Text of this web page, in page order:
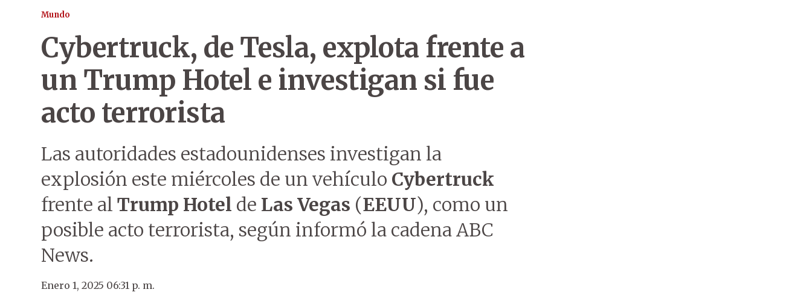
Mundo
Cybertruck, de Tesla, explota frente a
un Trump Hotel e investigan si fue
acto terrorista
Las autoridades estadounidenses investigan la
explosión este miércoles de un vehículo Cybertruck
frente al Trump Hotel de Las Vegas (EEUU), como un
posible acto terrorista, según informó la cadena ABC
News.
Enero 1, 2025 06:31 p. m.